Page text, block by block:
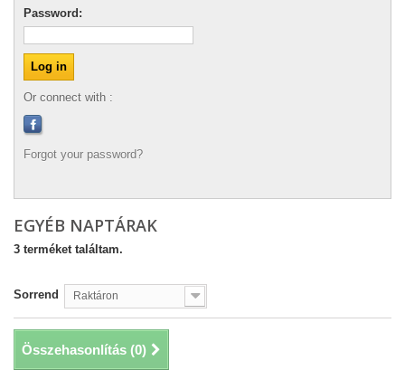
Password:
Or connect with :
Forgot your password?
EGYÉB NAPTÁRAK
3 terméket találtam.
Sorrend Raktáron
Összehasonlítás (0)